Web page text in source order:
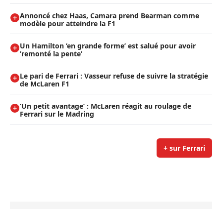
Annoncé chez Haas, Camara prend Bearman comme
modèle pour atteindre la F1
Un Hamilton ’en grande forme’ est salué pour avoir
’remonté la pente’
Le pari de Ferrari : Vasseur refuse de suivre la stratégie
de McLaren F1
’Un petit avantage’ : McLaren réagit au roulage de
Ferrari sur le Madring
+ sur Ferrari